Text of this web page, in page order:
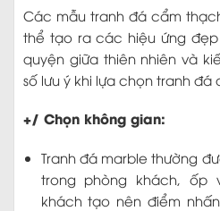
Các mẫu tranh đá cẩm
thể tạo ra các hiệu ứng
quyện giữa thiên nhiên và
số lưu ý khi lựa chọn tranh đá
+/ Chọn không gian:
Tranh đá marble thường
trong phòng khách, ốp
khách tạo nên điểm